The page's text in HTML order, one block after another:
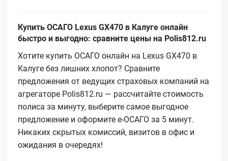
Купить ОСАГО Lexus GX470 в Калуге онлайн
быстро и выгодно: сравните цены на Polis812.ru
Хотите купить ОСАГО онлайн на Lexus GX470 в
Калуге без лишних хлопот? Сравните
предложения от ведущих страховых компаний на
агрегаторе Polis812.ru — рассчитайте стоимость
полиса за минуту, выберите самое выгодное
предложение и оформите е‑ОСАГО за 5 минут.
Никаких скрытых комиссий, визитов в офис и
ожидания в очередях!